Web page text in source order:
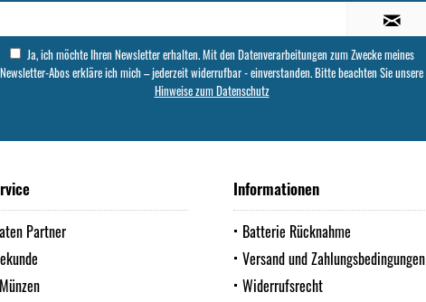
Ja, ich möchte Ihren Newsletter erhalten. Mit den Datenverarbeitungen zum Zwecke meines
Newsletter-Abos erkläre ich mich – jederzeit widerrufbar - einverstanden. Bitte beachten Sie unsere
Hinweise zum Datenschutz
Partner
Informationen
Batterie Rücknahme
Versand und Zahlungsbedingungen
Widerrufsrecht